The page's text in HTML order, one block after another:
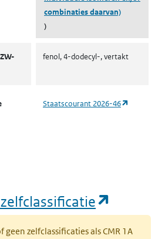
combinaties daarvan)
)
fenol, 4-dodecyl-, vertakt
Staatscourant 2026-46
geen zelfclassificaties als CMR 1A